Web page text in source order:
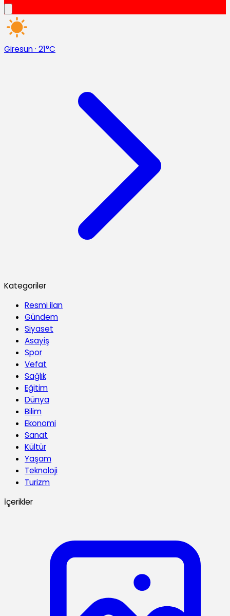
Giresun· 21°C
Kategoriler
Resmi ilan
Gündem
Siyaset
Asayiş
Spor
Vefat
Sağlık
Eğitim
Dünya
Bilim
Ekonomi
Sanat
Kültür
Yaşam
Teknoloji
Turizm
İçerikler